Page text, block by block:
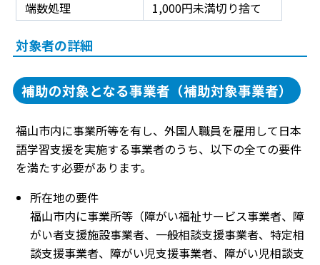
端数処理
1,000円未満切り捨て
対象者の詳細
補助の対象となる事業者（補助対象事業者）
福山市内に事業所等を有し、外国人職員を雇用して日本
語学習支援を実施する事業者のうち、以下の全ての要件
を満たす必要があります。
所在地の要件
福山市内に事業所等（障がい福祉サービス事業者、障
がい者支援施設事業者、一般相談支援事業者、特定相
談支援事業者、障がい児支援事業者、障がい児相談支